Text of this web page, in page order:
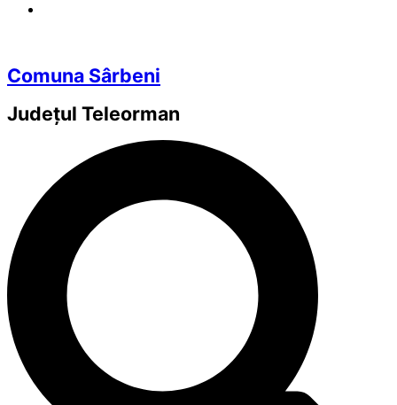
Comuna Sârbeni
Județul Teleorman